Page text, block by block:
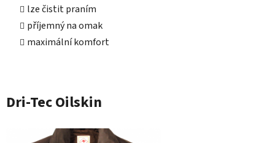
lze čistit praním
příjemný na omak
maximální komfort
Dri-Tec Oilskin